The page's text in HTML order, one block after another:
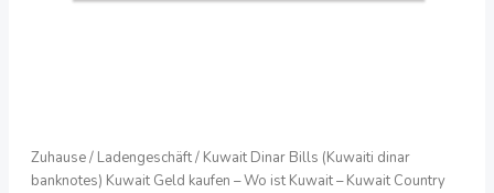
Zuhause/ Ladengeschäft/ Kuwait Dinar Bills (Kuwaiti dinar
banknotes) Kuwait Geld kaufen – Wo ist Kuwait – Kuwait Country